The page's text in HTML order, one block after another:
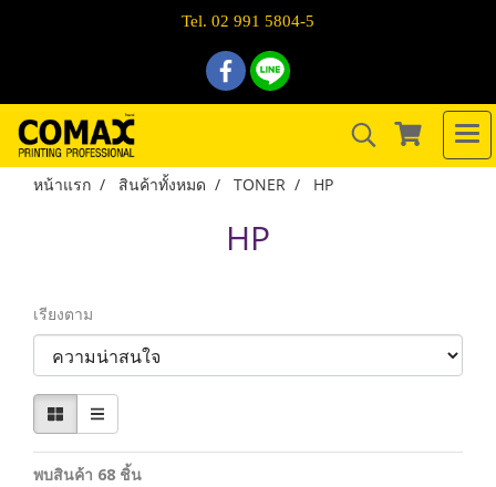
Tel. 02 991 5804-5
หน้าแรก สินค้าทั้งหมด TONER HP
HP
เรียงตาม
พบสินค้า 68 ชิ้น